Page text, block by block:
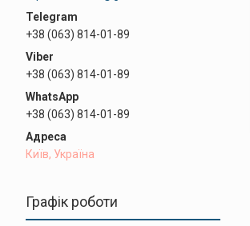
+38 (063) 814-01-89
+38 (063) 814-01-89
+38 (063) 814-01-89
Київ, Україна
Графік роботи